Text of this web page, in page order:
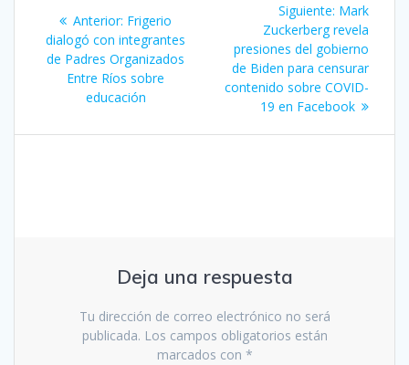
de
entradas
Anterior: Entrada
anterior:
Frigerio
dialogó con integrantes
de Padres Organizados
Entre Ríos sobre
educación
Siguiente: Siguiente
entrada:
Mark
Zuckerberg revela
presiones del gobierno
de Biden para censurar
contenido sobre COVID-
19 en Facebook
Deja una respuesta
Tu dirección de correo electrónico no será
publicada. Los campos obligatorios están
marcados con *